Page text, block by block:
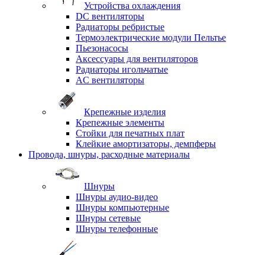
Устройства охлаждения
DC вентиляторы
Радиаторы ребристые
Термоэлектрические модули Пельтье
Пьезонасосы
Аксессуары для вентиляторов
Радиаторы игольчатые
AC вентиляторы
Крепежные изделия
Крепежные элементы
Стойки для печатных плат
Клейкие амортизаторы, демпферы
Провода, шнуры, расходные материалы
Шнуры
Шнуры аудио-видео
Шнуры компьютерные
Шнуры сетевые
Шнуры телефонные